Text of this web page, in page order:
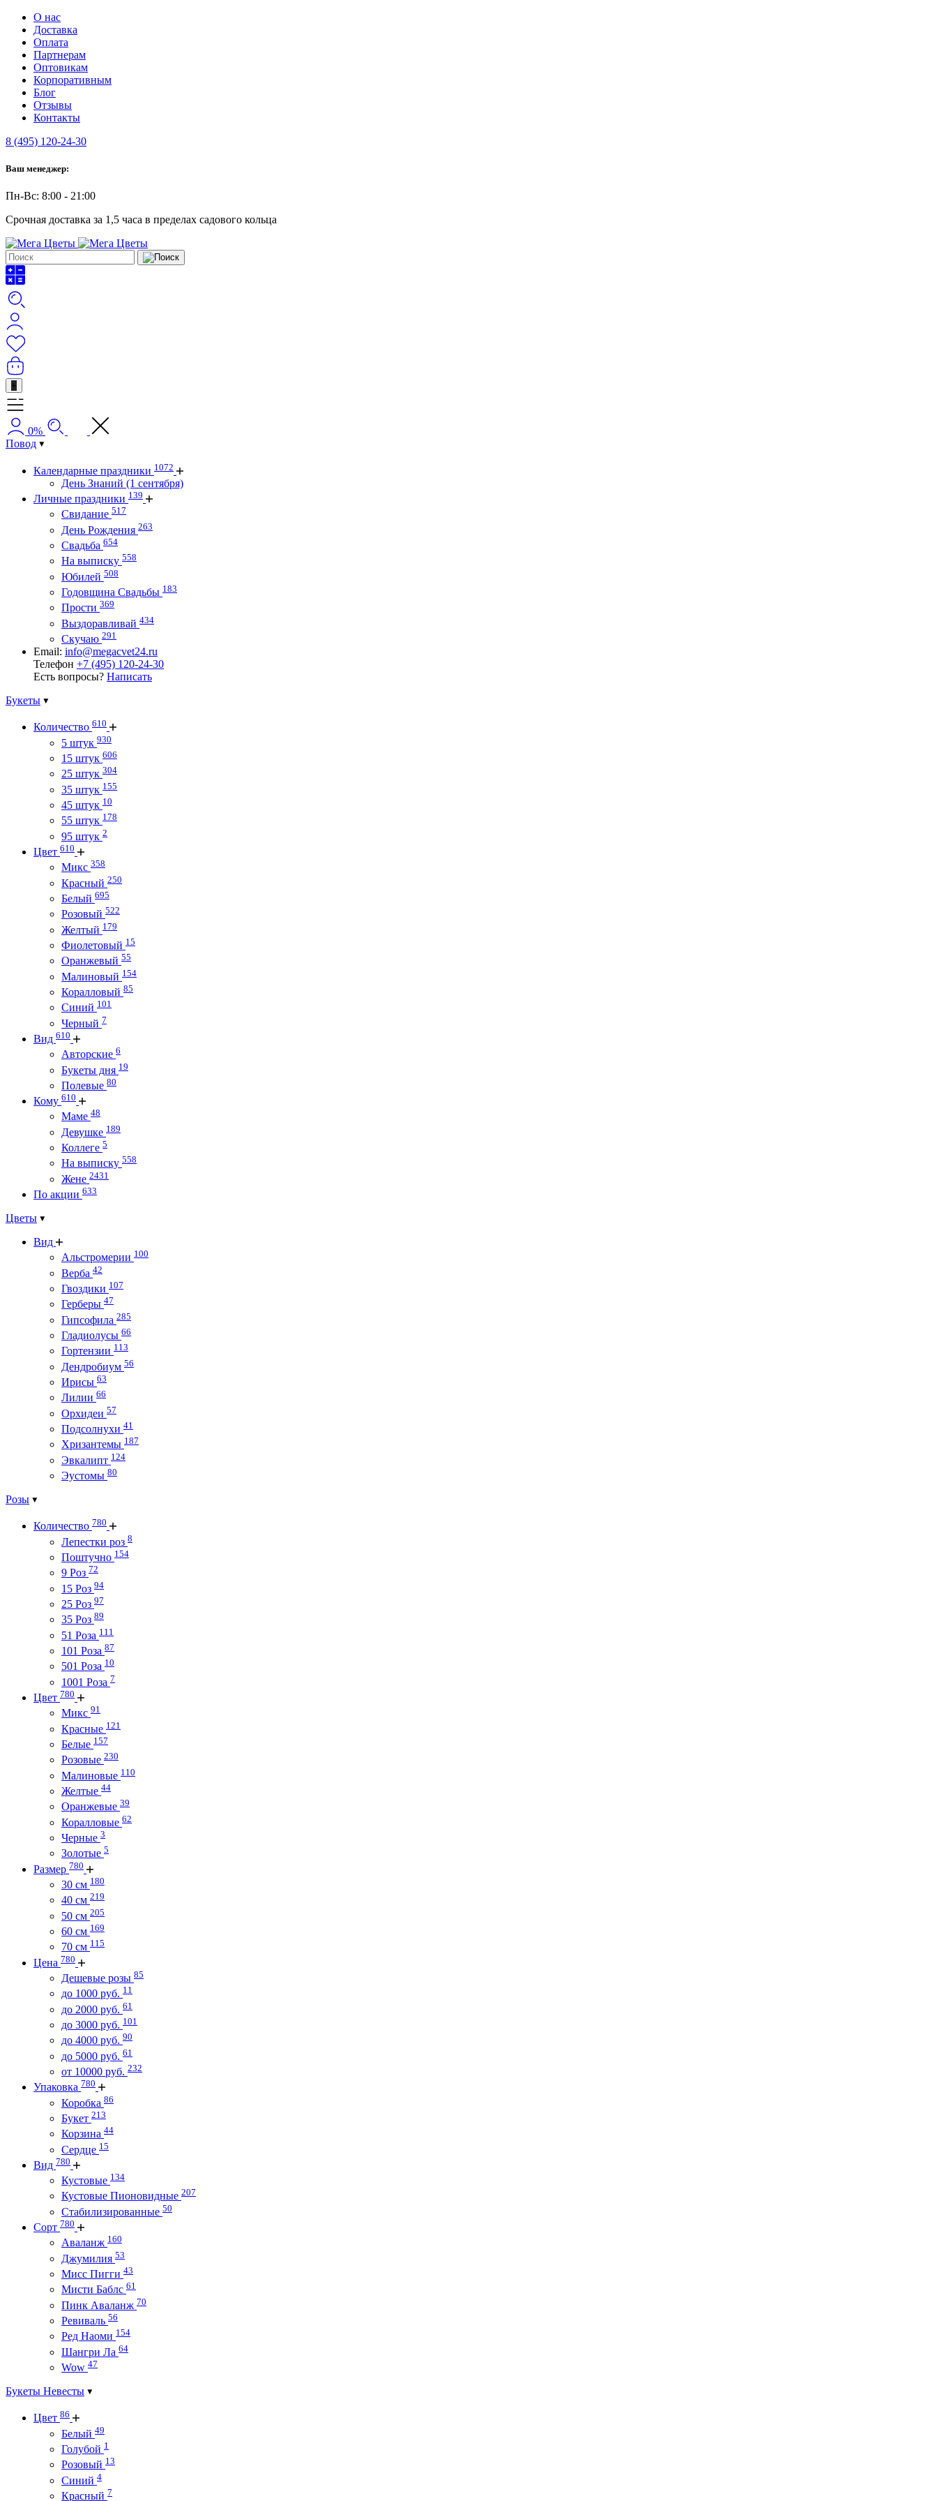
О нас
Доставка
Оплата
Партнерам
Оптовикам
Корпоративным
Блог
Отзывы
Контакты
8 (495) 120-24-30
Ваш менеджер:
Пн-Вс: 8:00 - 21:00
Срочная доставка за 1,5 часа в пределах садового кольца
+
0%
Повод
Календарные праздники 1072
День Знаний (1 сентября)
Личные праздники 139
Свидание 517
День Рождения 263
Свадьба 654
На выписку 558
Юбилей 508
Годовщина Свадьбы 183
Прости 369
Выздоравливай 434
Скучаю 291
Email: info@megacvet24.ru
Телефон +7 (495) 120-24-30
Есть вопросы? Написать
Букеты
Количество 610
5 штук 930
15 штук 606
25 штук 304
35 штук 155
45 штук 10
55 штук 178
95 штук 2
Цвет 610
Микс 358
Красный 250
Белый 695
Розовый 522
Желтый 179
Фиолетовый 15
Оранжевый 55
Малиновый 154
Коралловый 85
Синий 101
Черный 7
Вид 610
Авторские 6
Букеты дня 19
Полевые 80
Кому 610
Маме 48
Девушке 189
Коллеге 5
На выписку 558
Жене 2431
По акции 633
Цветы
Вид
Альстромерии 100
Верба 42
Гвоздики 107
Герберы 47
Гипсофила 285
Гладиолусы 66
Гортензии 113
Дендробиум 56
Ирисы 63
Лилии 66
Орхидеи 57
Подсолнухи 41
Хризантемы 187
Эвкалипт 124
Эустомы 80
Розы
Количество 780
Лепестки роз 8
Поштучно 154
9 Роз 72
15 Роз 94
25 Роз 97
35 Роз 89
51 Роза 111
101 Роза 87
501 Роза 10
1001 Роза 7
Цвет 780
Микс 91
Красные 121
Белые 157
Розовые 230
Малиновые 110
Желтые 44
Оранжевые 39
Коралловые 62
Черные 3
Золотые 5
Размер 780
30 см 180
40 см 219
50 см 205
60 см 169
70 см 115
Цена 780
Дешевые розы 85
до 1000 руб. 11
до 2000 руб. 61
до 3000 руб. 101
до 4000 руб. 90
до 5000 руб. 61
от 10000 руб. 232
Упаковка 780
Коробка 86
Букет 213
Корзина 44
Сердце 15
Вид 780
Кустовые 134
Кустовые Пионовидные 207
Стабилизированные 50
Сорт 780
Аваланж 160
Джумилия 53
Мисс Пигги 43
Мисти Баблс 61
Пинк Аваланж 70
Ревиваль 56
Ред Наоми 154
Шангри Ла 64
Wow 47
Букеты Невесты
Цвет 86
Белый 49
Голубой 1
Розовый 13
Синий 4
Красный 7